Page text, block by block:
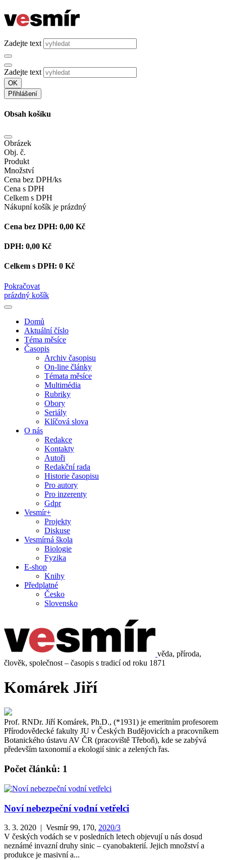
Zadejte text
Zadejte text
OK
Přihlášení
Obsah košíku
Obrázek
Obj. č.
Produkt
Množství
Cena bez DPH/ks
Cena s DPH
Celkem s DPH
Nákupní košík je prázdný
Cena bez DPH: 0,00 Kč
DPH: 0,00 Kč
Celkem s DPH: 0 Kč
Pokračovat
prázdný košík
Domů
Aktuální číslo
Téma měsíce
Časopis
Archiv časopisu
On-line články
Témata měsíce
Multimédia
Rubriky
Obory
Seriály
Klíčová slova
O nás
Redakce
Kontakty
Autoři
Redakční rada
Historie časopisu
Pro autory
Pro inzerenty
Gdpr
Vesmír+
Projekty
Diskuse
Vesmírná škola
Biologie
Fyzika
E-shop
Knihy
Předplatné
Česko
Slovensko
věda, příroda,
člověk, společnost – časopis s tradicí od roku 1871
Komárek Jiří
Prof. RNDr. Jiří Komárek, Ph.D., (*1931) je emeritním profesorem
Přírodovědecké fakulty JU v Českých Budějovicích a pracovníkem
Botanického ústavu AV ČR (pracoviště Třeboň), kde se zabývá
především taxonomií a ekologií sinic a zelených řas.
Počet článků: 1
Noví nebezpeční vodní vetřelci
3. 3. 2020 | Vesmír 99, 170, 2020/3
V českých vodách se v posledních letech objevují u nás dosud
neznámé invazní druhy sinic – cyanobakterií. Jejich množství a
produkce je masivní a...